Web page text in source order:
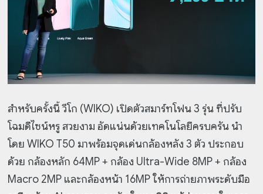
สำหรับครั้งนี้ วีโก (WIKO) เปิดตัวสมาร์ทโฟน 3 รุ่น ที่ปรับ
โฉมดีไซน์หรู สวยงาม อัดแน่นด้วยเทคโนโลยีครบครัน นำ
โดย WIKO T50 มาพร้อมจุดเด่นกล้องหลัง 3 ตัว ประกอบ
ด้วย กล้องหลัก 64MP + กล้อง Ultra-Wide 8MP + กล้อง
Macro 2MP และกล้องหน้า 16MP ให้การถ่ายภาพระดับมือ